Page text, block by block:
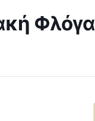
Φλόγα